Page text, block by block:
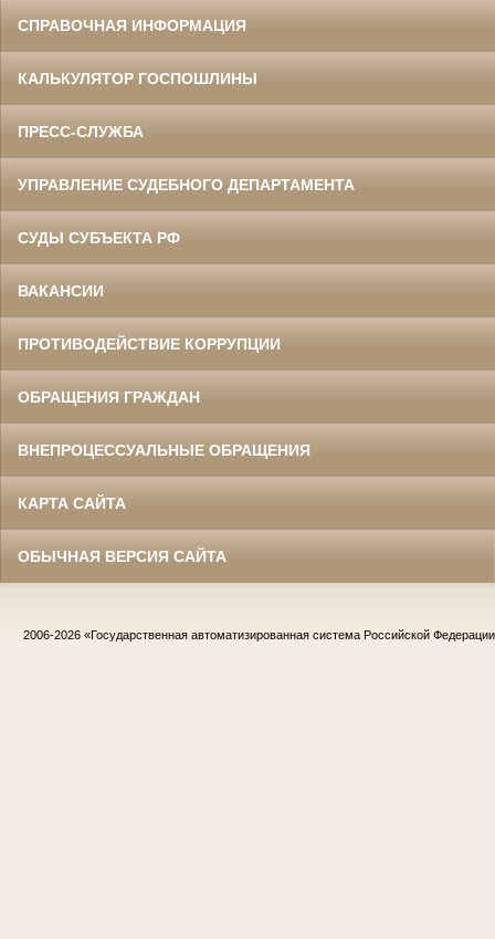
СПРАВОЧНАЯ ИНФОРМАЦИЯ
КАЛЬКУЛЯТОР ГОСПОШЛИНЫ
ПРЕСС-СЛУЖБА
УПРАВЛЕНИЕ СУДЕБНОГО ДЕПАРТАМЕНТА
СУДЫ СУБЪЕКТА РФ
ВАКАНСИИ
ПРОТИВОДЕЙСТВИЕ КОРРУПЦИИ
ОБРАЩЕНИЯ ГРАЖДАН
ВНЕПРОЦЕССУАЛЬНЫЕ ОБРАЩЕНИЯ
КАРТА САЙТА
ОБЫЧНАЯ ВЕРСИЯ САЙТА
2006-2026 «Государственная автоматизированная система Российской